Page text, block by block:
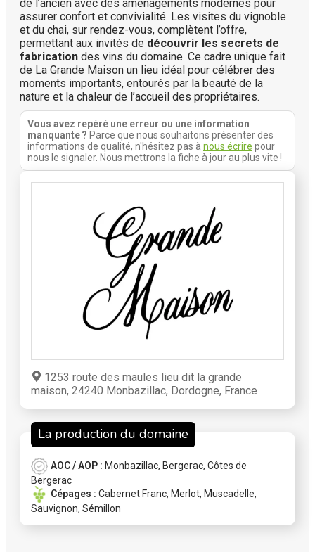
de l’ancien avec des aménagements modernes pour
assurer confort et convivialité. Les visites du vignoble
et du chai, sur rendez-vous, complètent l’offre,
permettant aux invités de découvrir les secrets de
fabrication des vins du domaine. Ce cadre unique fait
de La Grande Maison un lieu idéal pour célébrer des
moments importants, entourés par la beauté de la
nature et la chaleur de l’accueil des propriétaires.
Vous avez repéré une erreur ou une information
manquante ? Parce que nous souhaitons présenter des
informations de qualité, n'hésitez pas à nous écrire pour
nous le signaler. Nous mettrons la fiche à jour au plus vite !
1253 route des maules lieu dit la grande
maison, 24240 Monbazillac, Dordogne, France
La production du domaine
AOC / AOP : Monbazillac, Bergerac, Côtes de
Bergerac
Cépages : Cabernet Franc, Merlot, Muscadelle,
Sauvignon, Sémillon